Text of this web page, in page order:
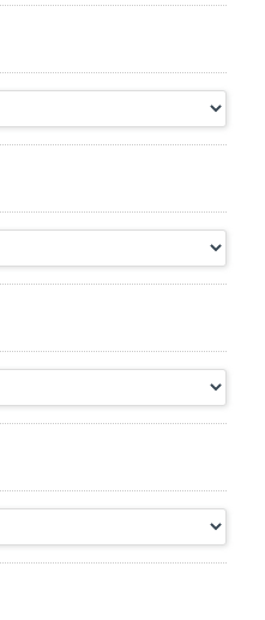
スク、体質/才能に関する遺伝的
DNAスコアの提供を目的として
を抽出し、DNAを最新の
にて解析し、SNPs
DNA型を評価します。
ースによる比較解析で、被検
Institutes of Health)と英国
当社が保証できるものではあ
疾患の進展を予測する臨床検
技術的な限界があり、100％の